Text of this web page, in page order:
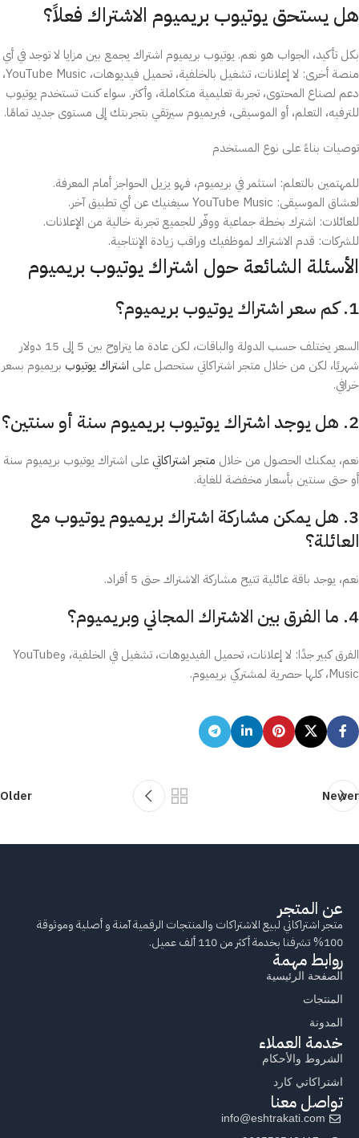
هل يستحق يوتيوب بريميوم الاشتراك فعلاً؟
بكل تأكيد، الجواب هو نعم. يوتيوب بريميوم اشتراك يجمع بين مزايا لا توجد في أي
منصة أخرى: لا إعلانات، تشغيل بالخلفية، تحميل فيديوهات، YouTube Music،
دعم لصناع المحتوى، تجربة تعليمية متكاملة، وأكثر. سواء كنت تستخدم يوتيوب
للترفيه، التعلم، أو الموسيقى، فبريميوم سيرتقي بتجربتك إلى مستوى جديد تمامًا.
توصيات بناءً على نوع المستخدم
للمهتمين بالتعلم: استثمر في بريميوم، فهو يزيل الحواجز أمام المعرفة.
لعشاق الموسيقى: YouTube Music سيغنيك عن أي تطبيق آخر.
للعائلات: اشترك بخطة جماعية ووفّر للجميع تجربة خالية من الإعلانات.
للشركات: قدم الاشتراك لموظفيك وراقب زيادة الإنتاجية.
الأسئلة الشائعة حول اشتراك يوتيوب بريميوم
1. كم سعر اشتراك يوتيوب بريميوم؟
السعر يختلف حسب الدولة والباقات، لكن عادة ما يتراوح بين 5 إلى 15 دولار
شهريًا، لكن من خلال متجر اشتراكاتي ستحصل على اشتراك يوتيوب بريميوم بسعر
خرافي.
2. هل يوجد اشتراك يوتيوب بريميوم سنة أو سنتين؟
نعم، يمكنك الحصول من خلال متجر اشتراكاتي على اشتراك يوتيوب بريميوم سنة
أو حتى سنتين بأسعار مخفضة للغاية.
3. هل يمكن مشاركة اشتراك بريميوم يوتيوب مع
العائلة؟
نعم، يوجد باقة عائلية تتيح مشاركة الاشتراك حتى 5 أفراد.
4. ما الفرق بين الاشتراك المجاني وبريميوم؟
الفرق كبير جدًا: لا إعلانات، تحميل الفيديوهات، تشغيل في الخلفية، وYouTube
Music، كلها حصرية لمشتركي بريميوم.
Newer
Older
عن المتجر
متجر اشتراكاتي لبيع الاشتراكات والمنتجات الرقمية آمنة و أصلية وموثوقة
100% تشرفنا بخدمة أكثر من 110 ألف عميل.
روابط مهمة
الصفحة الرئيسية
المنتجات
المدونة
خدمة العملاء
الشروط والأحكام
اشتراكاتي كارد
تواصل معنا
info@eshtrakati.com